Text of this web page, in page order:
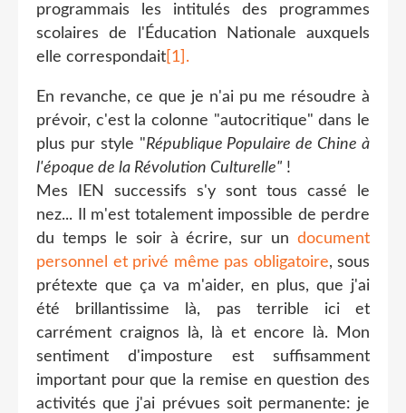
programmais les intitulés des programmes
scolaires de l'Éducation Nationale auxquels
elle correspondait [1].
En revanche, ce que je n'ai pu me résoudre à
prévoir, c'est la colonne "autocritique" dans le
plus pur style "République Populaire de Chine à
l'époque de la Révolution Culturelle" !
Mes IEN successifs s'y sont tous cassé le
nez... Il m'est totalement impossible de perdre
du temps le soir à écrire, sur un document
personnel et privé même pas obligatoire, sous
prétexte que ça va m'aider, en plus, que j'ai
été brillantissime là, pas terrible ici et
carrément craignos là, là et encore là. Mon
sentiment d'imposture est suffisamment
important pour que la remise en question des
activités que j'ai prévues soit permanente: je